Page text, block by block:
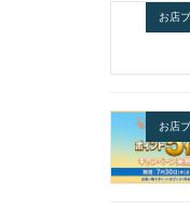
お店
お店